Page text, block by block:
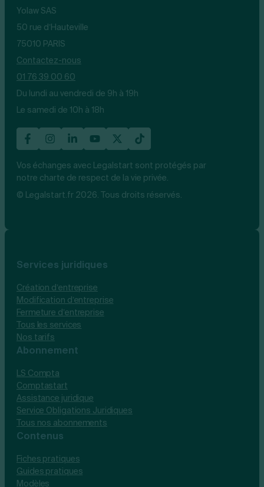
Yolaw SAS
50 rue d’Hauteville
75010 PARIS
Contactez-nous
01 76 39 00 60
Du lundi au vendredi de 9h à 19h
Le samedi de 10h à 18h
Vos échanges avec Legalstart sont protégés par
notre charte de respect de la vie privée.
© Legalstart.fr 2026. Tous droits réservés.
Services juridiques
Création d’entreprise
Modification d’entreprise
Fermeture d’entreprise
Tous les services
Nos tarifs
Abonnement
LS Compta
Comptastart
Assistance juridique
Service Obligations Juridiques
Tous nos abonnements
Contenus
Fiches pratiques
Guides pratiques
Modèles